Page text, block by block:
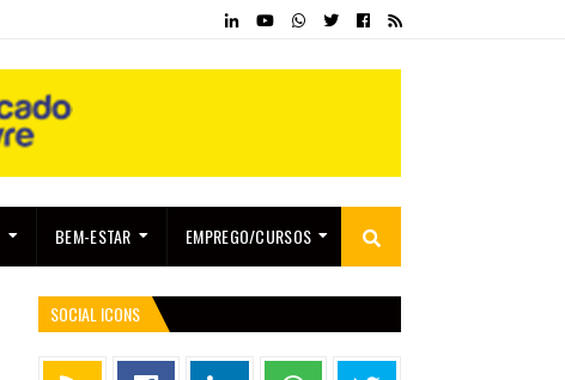
BEM-ESTAR EMPREGO/CURSOS
SOCIAL ICONS